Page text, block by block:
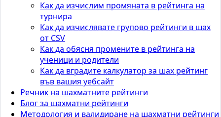
Как да изчислим промяната в рейтинга на
турнира
Как да изчислявате групово рейтинги в шах
от CSV
Как да обясня промените в рейтинга на
ученици и родители
Как да вградите калкулатор за шах рейтинг
във вашия уебсайт
Речник на шахматните рейтинги
Блог за шахматни рейтинги
Методология и валидиране на шахматни рейтинги